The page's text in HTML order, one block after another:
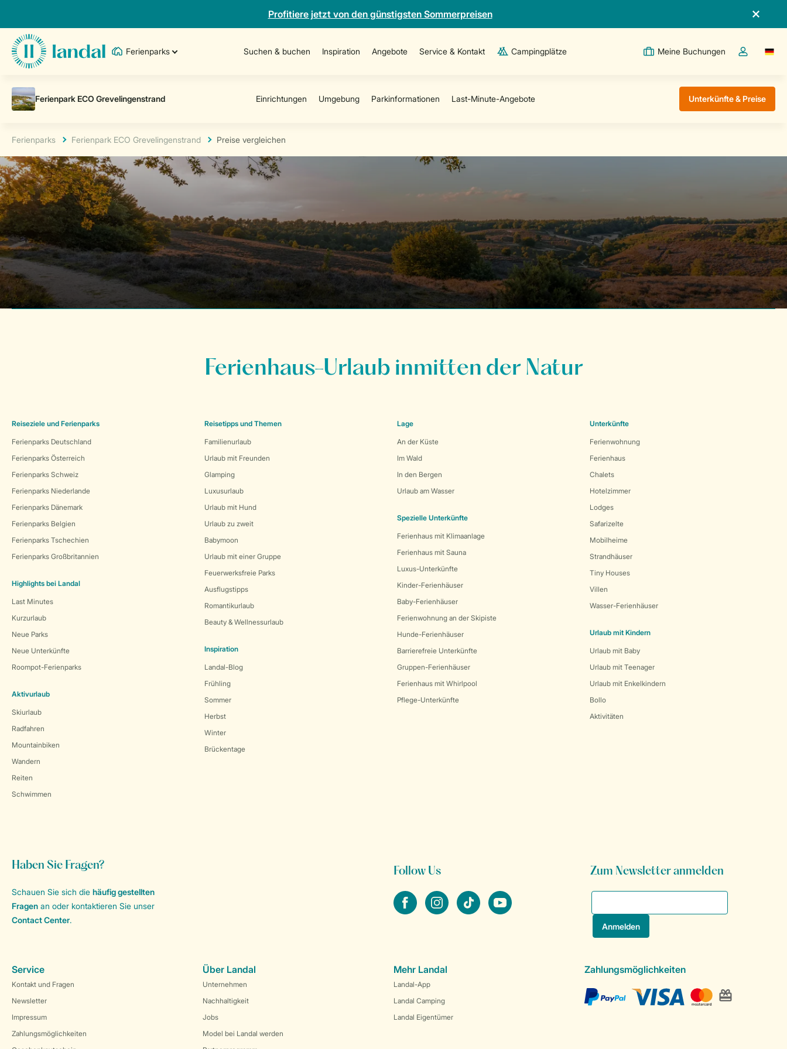
Profitiere jetzt von den günstigsten Sommerpreisen
Ferienparks Suchen & buchen Inspiration Angebote Service & Kontakt Campingplätze Meine Buchungen
Dropdown-
Unterkünfte & Preise
Ferienparks Ferienpark ECO Grevelingenstrand Preise vergleichen
Ferienhaus-Urlaub inmitten der Natur
Reiseziele und Ferienparks
Ferienparks Deutschland
Ferienparks Österreich
Ferienparks Schweiz
Ferienparks Niederlande
Ferienparks Dänemark
Ferienparks Belgien
Ferienparks Tschechien
Ferienparks Großbritannien
Highlights bei Landal
Last Minutes
Kurzurlaub
Neue Parks
Neue Unterkünfte
Roompot-Ferienparks
Aktivurlaub
Skiurlaub
Radfahren
Mountainbiken
Wandern
Reiten
Schwimmen
Reisetipps und Themen
Familienurlaub
Urlaub mit Freunden
Glamping
Luxusurlaub
Urlaub mit Hund
Urlaub zu zweit
Babymoon
Urlaub mit einer Gruppe
Feuerwerksfreie Parks
Ausflugstipps
Romantikurlaub
Beauty & Wellnessurlaub
Inspiration
Landal-Blog
Frühling
Sommer
Herbst
Winter
Brückentage
Lage
An der Küste
Im Wald
In den Bergen
Urlaub am Wasser
Spezielle Unterkünfte
Ferienhaus mit Klimaanlage
Ferienhaus mit Sauna
Luxus-Unterkünfte
Kinder-Ferienhäuser
Baby-Ferienhäuser
Ferienwohnung an der Skipiste
Hunde-Ferienhäuser
Barrierefreie Unterkünfte
Gruppen-Ferienhäuser
Ferienhaus mit Whirlpool
Pflege-Unterkünfte
Unterkünfte
Ferienwohnung
Ferienhaus
Chalets
Hotelzimmer
Lodges
Safarizelte
Mobilheime
Strandhäuser
Tiny Houses
Villen
Wasser-Ferienhäuser
Urlaub mit Kindern
Urlaub mit Baby
Urlaub mit Teenager
Urlaub mit Enkelkindern
Bollo
Aktivitäten
Haben Sie Fragen?
Schauen Sie sich die häufig gestellten
Fragen an oder kontaktieren Sie unser
Contact Center.
Follow Us
facebookinstagramtiktok youtube
Zum Newsletter anmelden
Service
Kontakt und Fragen
Newsletter
Impressum
Zahlungsmöglichkeiten
Über Landal
Unternehmen
Nachhaltigkeit
Jobs
Model bei Landal werden
Mehr Landal
Landal-App
Landal Camping
Landal Eigentümer
Zahlungsmöglichkeiten